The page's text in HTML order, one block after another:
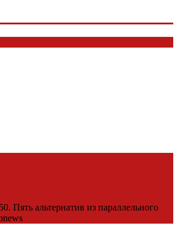
Пять альтернатив из параллельного